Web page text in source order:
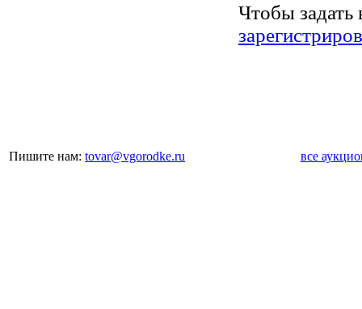
Чтобы
Пишите нам: tovar@vgorodke.ru все